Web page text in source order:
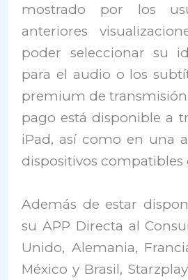
mostrado por los
anteriores
poder seleccionar su
para el audio o los
premium de
pago está disponible a
iPad, así como en una
dispositivos compatibles
Además de estar
su APP Directa al
Unido, Alemania,
México y Brasil,